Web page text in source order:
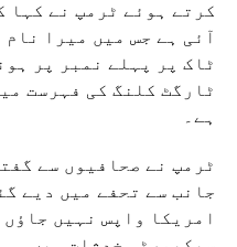
کرتے ہوئے ٹرمپ نے کہا
آئی ہے جس میں میرا
ٹاک پر پہلے نمبر پر
ٹارگٹ کلنگ کی فہرست
ہے۔
ٹرمپ نے صحافیوں سے
جانب سے تحفے میں دیے
امریکا واپس نہیں جاؤں